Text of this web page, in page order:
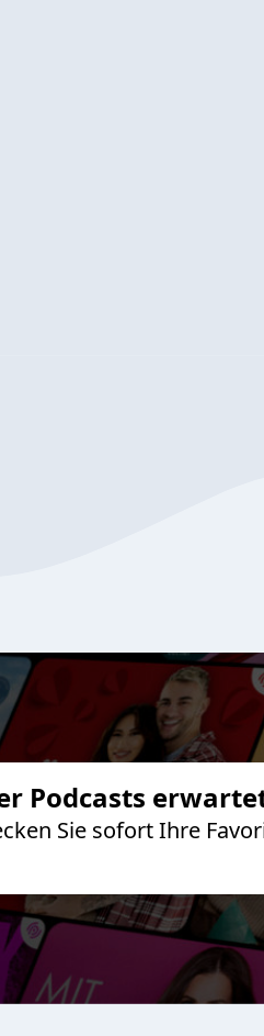
Podcasts
Sie sofort Ihre